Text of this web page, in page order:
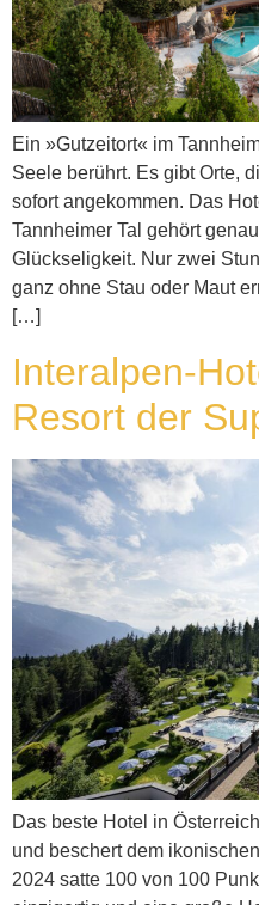
Ein »Gutzeitort« im
Seele berührt. Es gibt Orte,
sofort angekommen. Das
Tannheimer Tal gehört
Glückseligkeit. Nur zwei
ganz ohne Stau oder Maut
[…]
Interalpen-
Resort der
Das beste Hotel in
und beschert dem
2024 satte 100 von 100